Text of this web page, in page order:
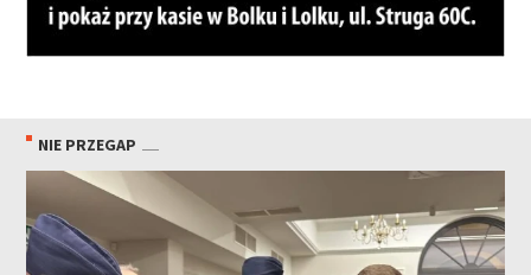
NIE PRZEGAP